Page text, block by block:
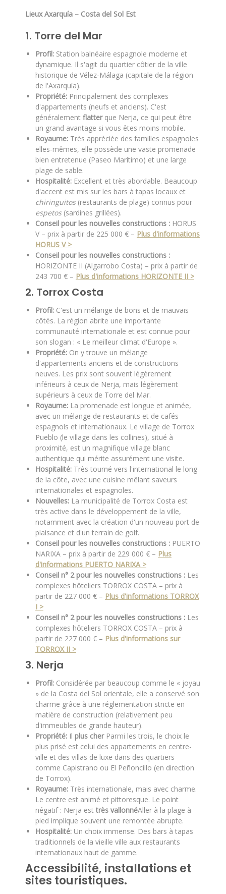
Lieux Axarquía – Costa del Sol Est
1. Torre del Mar
Profil: Station balnéaire espagnole moderne et
dynamique. Il s'agit du quartier côtier de la ville
historique de Vélez-Málaga (capitale de la région
de l'Axarquía).
Propriété: Principalement des complexes
d'appartements (neufs et anciens). C'est
généralement flatterque Nerja, ce qui peut être
un grand avantage si vous êtes moins mobile.
Royaume: Très appréciée des familles espagnoles
elles-mêmes, elle possède une vaste promenade
bien entretenue (Paseo Marítimo) et une large
plage de sable.
Hospitalité: Excellent et très abordable. Beaucoup
d'accent est mis sur les bars à tapas locaux et
chiringuitos(restaurants de plage) connus pour
espetos(sardines grillées).
Conseil pour les nouvelles constructions : HORUS
V – prix à partir de 225 000 € – Plus d'informations
HORUS V >
Conseil pour les nouvelles constructions :
HORIZONTE II (Algarrobo Costa) – prix à partir de
243 700 € – Plus d'informations HORIZONTE II >
2. Torrox Costa
Profil: C'est un mélange de bons et de mauvais
côtés. La région abrite une importante
communauté internationale et est connue pour
son slogan : « Le meilleur climat d'Europe ».
Propriété: On y trouve un mélange
d'appartements anciens et de constructions
neuves. Les prix sont souvent légèrement
inférieurs à ceux de Nerja, mais légèrement
supérieurs à ceux de Torre del Mar.
Royaume: La promenade est longue et animée,
avec un mélange de restaurants et de cafés
espagnols et internationaux. Le village de Torrox
Pueblo (le village dans les collines), situé à
proximité, est un magnifique village blanc
authentique qui mérite assurément une visite.
Hospitalité: Très tourné vers l'international le long
de la côte, avec une cuisine mêlant saveurs
internationales et espagnoles.
Nouvelles: La municipalité de Torrox Costa est
très active dans le développement de la ville,
notamment avec la création d'un nouveau port de
plaisance et d'un terrain de golf.
Conseil pour les nouvelles constructions : PUERTO
NARIXA – prix à partir de 229 000 € – Plus
d'informations PUERTO NARIXA >
Conseil n° 2 pour les nouvelles constructions : Les
complexes hôteliers TORROX COSTA – prix à
partir de 227 000 € – Plus d'informations TORROX
I >
Conseil n° 2 pour les nouvelles constructions : Les
complexes hôteliers TORROX COSTA – prix à
partir de 227 000 € – Plus d'informations sur
TORROX II >
3. Nerja
Profil: Considérée par beaucoup comme le « joyau
» de la Costa del Sol orientale, elle a conservé son
charme grâce à une réglementation stricte en
matière de construction (relativement peu
d'immeubles de grande hauteur).
Propriété: Il plus cherParmi les trois, le choix le
plus prisé est celui des appartements en centre-
ville et des villas de luxe dans des quartiers
comme Capistrano ou El Peñoncillo (en direction
de Torrox).
Royaume: Très internationale, mais avec charme.
Le centre est animé et pittoresque. Le point
négatif : Nerja esttrès vallonnéAller à la plage à
pied implique souvent une remontée abrupte.
Hospitalité: Un choix immense. Des bars à tapas
traditionnels de la vieille ville aux restaurants
internationaux haut de gamme.
Accessibilité, installations et
sites touristiques.